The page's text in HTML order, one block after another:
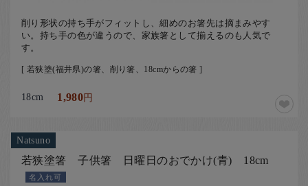
削り形状の持ち手がフィットし、細めのお箸先は摘まみやす
い。持ち手の色が違うので、家族箸として揃えるのも人気で
す。
[ 若狭塗(福井県)の箸、削り箸、18cmからの箸 ]
18cm 1,980円
Natsuno
若狭塗箸 子供箸 日曜日のおでかけ(青) 18cm
名入れ可